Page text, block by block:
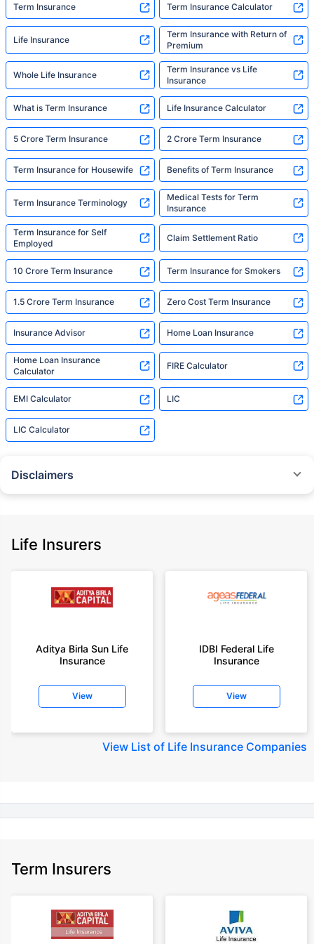
Term Insurance Term Insurance Calculator
Life Insurance
Term Insurance with Return of
Premium
Whole Life Insurance
Term Insurance vs Life
Insurance
What is Term Insurance Life Insurance Calculator
5 Crore Term Insurance 2 Crore Term Insurance
Term Insurance for Housewife Benefits of Term Insurance
Term Insurance Terminology
Medical Tests for Term
Insurance
Term Insurance for Self
Employed
Claim Settlement Ratio
10 Crore Term Insurance Term Insurance for Smokers
1.5 Crore Term Insurance Zero Cost Term Insurance
Insurance Advisor Home Loan Insurance
Home Loan Insurance
Calculator
FIRE Calculator
EMI Calculator LIC
LIC Calculator
Disclaimers
Policybazaar does not endorse, rate or recommend any particular insurer
+On the basis of your profile
years of age, rounded off to nearest 10
insurance for an 18 year-old male, non-smoker, with no pre-existing
diseases, cover upto 30 years of age rounded off to nearest 10
old male, non-smoker, with no pre-existing diseases, cover upto 30 years
+Rs. 15/day is starting price for a 75 lakhs term life insurance for an 18
+Rs. 504/month is starting price for a 1.5 crore term life insurance for an 18
+Rs. 494/month is starting price for a 2 crore term life insurance for an 18
year-old male, non-smoker, with no pre-existing diseases, cover upto 30
Life Insurers
Aditya Birla Sun Life
Insurance
View
IDBI Federal Life
Insurance
View
View List of Life Insurance Companies
Term Insurers